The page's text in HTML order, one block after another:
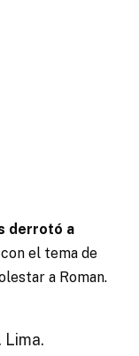
derrotó a
el tema de
a Roman.